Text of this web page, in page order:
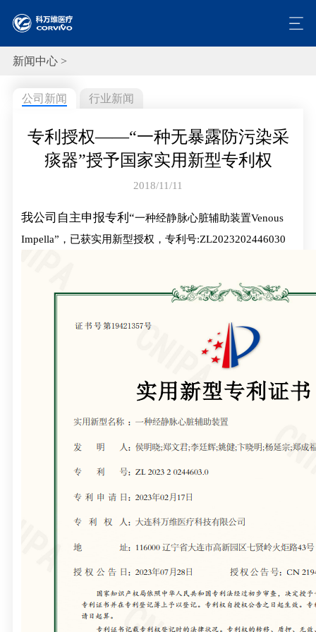
新闻中心 >
公司新闻 行业新闻
专利授权——“一种无暴露防污染采
痰器”授予国家实用新型专利权
2018/11/11
我公司自主申报专利“一种经静脉心脏辅助装置Venous
Impella”，已获实用新型授权，专利号:ZL2023202446030